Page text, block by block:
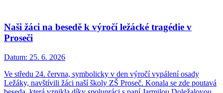
Naši žáci na besedě k výročí ležácké tragédie v
Proseči
Datum: 25. 6. 2026
Ve středu 24. června, symbolicky v den výročí vypálení osady
Ležáky, navštívili žáci naší školy ZŠ Proseč. Konala se zde poutavá